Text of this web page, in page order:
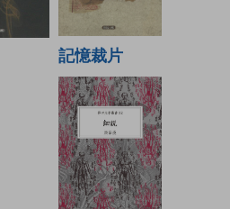
記憶裁片